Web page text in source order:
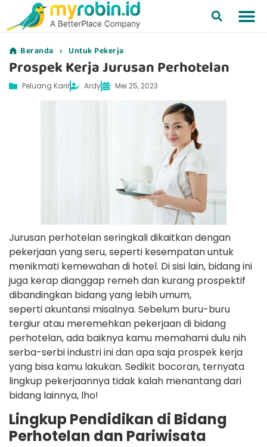
Beranda › Untuk Pekerja
Prospek Kerja Jurusan Perhotelan
Peluang Karir Ardy Mei 25, 2023
Jurusan perhotelan seringkali dikaitkan dengan
pekerjaan yang seru, seperti kesempatan untuk
menikmati kemewahan di hotel. Di sisi lain, bidang ini
juga kerap dianggap remeh dan kurang prospektif
dibandingkan bidang yang lebih umum,
seperti akuntansi misalnya. Sebelum buru-buru
tergiur atau meremehkan pekerjaan di bidang
perhotelan, ada baiknya kamu memahami dulu nih
serba-serbi industri ini dan apa saja prospek kerja
yang bisa kamu lakukan. Sedikit bocoran, ternyata
lingkup pekerjaannya tidak kalah menantang dari
bidang lainnya, lho!
Lingkup Pendidikan di Bidang
Perhotelan dan Pariwisata